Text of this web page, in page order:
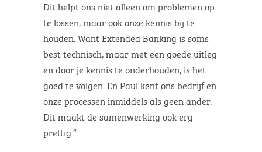
Dit helpt ons niet alleen om problemen op
te lossen, maar ook onze kennis bij te
houden. Want Extended Banking is soms
best technisch, maar met een goede uitleg
en door je kennis te onderhouden, is het
goed te volgen. En Paul kent ons bedrijf en
onze processen inmiddels als geen ander.
Dit maakt de samenwerking ook erg
prettig.“